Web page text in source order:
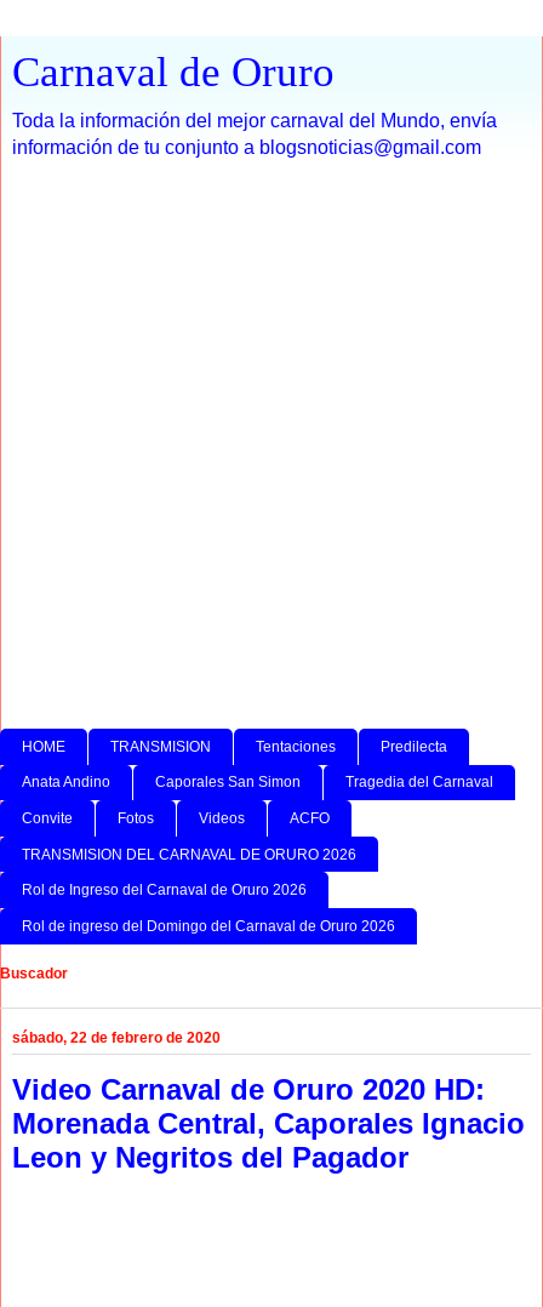
Carnaval de Oruro
Toda la información del mejor carnaval del Mundo, envía
información de tu conjunto a blogsnoticias@gmail.com
HOME TRANSMISION Tentaciones Predilecta
Anata Andino Caporales San Simon Tragedia del Carnaval
Convite Fotos Videos ACFO
TRANSMISION DEL CARNAVAL DE ORURO 2026
Rol de Ingreso del Carnaval de Oruro 2026
Rol de ingreso del Domingo del Carnaval de Oruro 2026
Buscador
sábado, 22 de febrero de 2020
Video Carnaval de Oruro 2020 HD:
Morenada Central, Caporales Ignacio
Leon y Negritos del Pagador